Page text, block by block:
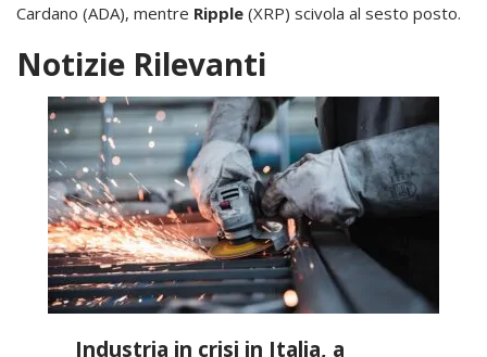
Cardano (ADA), mentre Ripple (XRP) scivola al sesto posto.
Notizie Rilevanti
Industria in crisi in Italia, a